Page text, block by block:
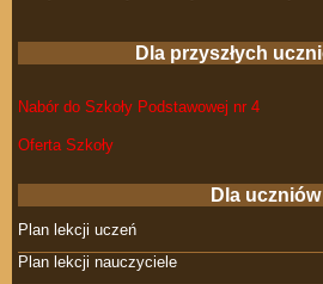
Dla przyszłych
Nabór do Szkoły Podstawowej nr 4
Oferta Szkoły
Dla uczniów
Plan lekcji uczeń
Plan lekcji nauczyciele